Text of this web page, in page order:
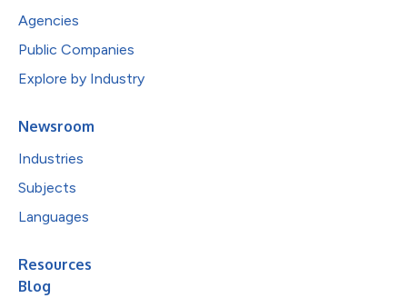
Agencies
Public Companies
Explore by Industry
Newsroom
Industries
Subjects
Languages
Resources
Blog